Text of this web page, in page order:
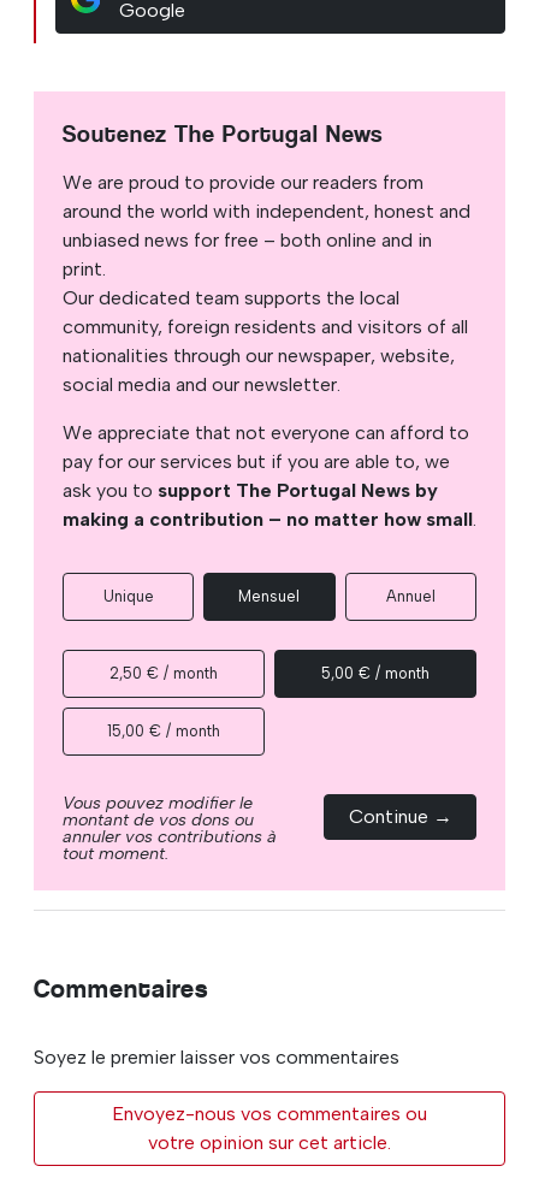
Google
Soutenez The Portugal News
We are proud to provide our readers from
around the world with independent, honest and
unbiased news for free – both online and in
print.
Our dedicated team supports the local
community, foreign residents and visitors of all
nationalities through our newspaper, website,
social media and our newsletter.
We appreciate that not everyone can afford to
pay for our services but if you are able to, we
ask you to support The Portugal News by
making a contribution – no matter how small.
Unique Mensuel Annuel
2,50 € / month 5,00 € / month
15,00 € / month
Vous pouvez modifier le
montant de vos dons ou
annuler vos contributions à
tout moment.
Continue →
Commentaires
Soyez le premier laisser vos commentaires
Envoyez-nous vos commentaires ou
votre opinion sur cet article.